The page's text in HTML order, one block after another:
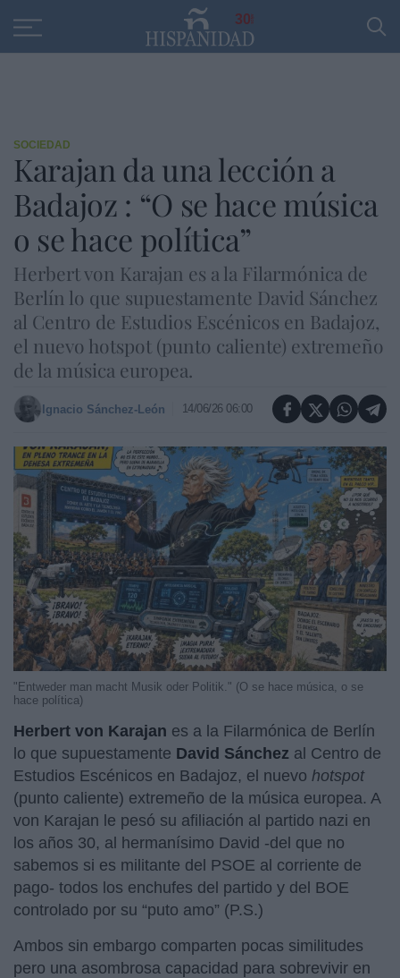
30
SOCIEDAD
Karajan da una lección a
Badajoz : “O se hace música
o se hace política”
Herbert von Karajan es a la Filarmónica de
Berlín lo que supuestamente David Sánchez
al Centro de Estudios Escénicos en Badajoz,
el nuevo hotspot (punto caliente) extremeño
de la música europea.
Ignacio Sánchez-León 14/06/26 06:00
"Entweder man macht Musik oder Politik." (O se hace música, o se
hace política)
Herbert von Karajan es a la Filarmónica de Berlín
lo que supuestamente David Sánchez al Centro de
Estudios Escénicos en Badajoz, el nuevo hotspot
(punto caliente) extremeño de la música europea. A
von Karajan le pesó su afiliación al partido nazi en
los años 30, al hermanísimo David -del que no
sabemos si es militante del PSOE al corriente de
pago- todos los enchufes del partido y del BOE
controlado por su “puto amo” (P.S.)
Ambos sin embargo comparten pocas similitudes
pero una asombrosa capacidad para sobrevivir en